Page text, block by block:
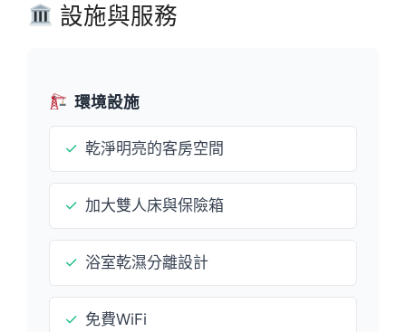
設施與服務
環境設施
✓ 乾淨明亮的客房空間
✓ 加大雙人床與保險箱
✓ 浴室乾濕分離設計
✓ 免費WiFi